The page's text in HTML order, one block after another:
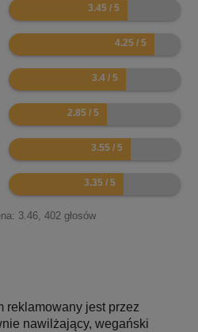
6.9
8.5
6.8
5.7
7.1
6.7
3.46, 402głosów
reklamowany jest przez
nawilżający, wegański